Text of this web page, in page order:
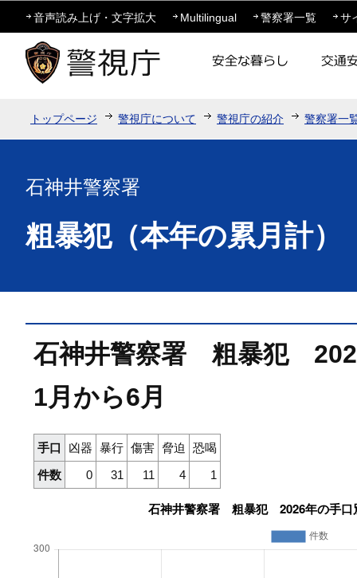
この
音声読み上げ・文字拡大 Multilingual 警察署一覧 サ
トップページ 警視庁について 警視庁の紹介 警察署一
石神井警察署
粗暴犯（本年の累月計）
石神井警察署 粗暴犯
1月から6月
手口 凶器 暴行 傷害 脅迫
恐喝
件数
0 31 11 4 1